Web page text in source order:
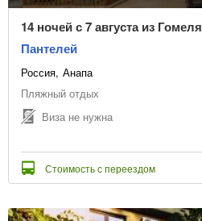
Цена с транспортом
Без ночных переездов
Звёздность отеля
14 ночей с 7 августа из Гомеля
Пантелей
Россия Анапа
Пляжный отдых
Виза не нужна
Стоимость с переездом